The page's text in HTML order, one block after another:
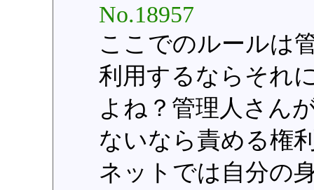
No.18957
ここでのルールは
利用するならそれ
よね？管理人さん
ないなら責める権
ネットでは自分の